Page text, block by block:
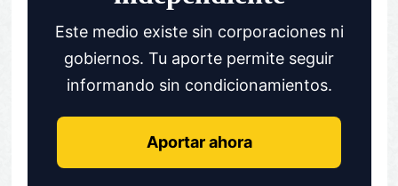
Este medio existe sin corporaciones ni
gobiernos. Tu aporte permite seguir
informando sin condicionamientos.
Aportar ahora